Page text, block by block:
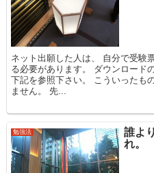
ネット出願した人は、 自分で受験
る必要があります。 ダウンロード
下記を参照下さい。 こういったも
ません。 先...
勉強法
誰よ
れ。